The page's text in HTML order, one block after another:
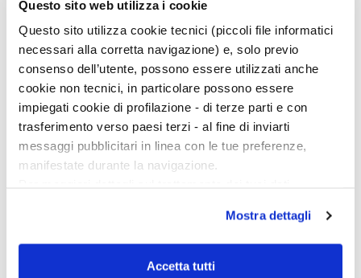
Questo sito web utilizza i cookie
Questo sito utilizza cookie tecnici (piccoli file informatici
necessari alla corretta navigazione) e, solo previo
consenso dell’utente, possono essere utilizzati anche
cookie non tecnici, in particolare possono essere
impiegati cookie di profilazione - di terze parti e con
trasferimento verso paesi terzi - al fine di inviarti
messaggi pubblicitari in linea con le tue preferenze,
manifestate durante la navigazione.
scelte privacy sui cookie, ti invitiamo a prendere visione
dell’informativa cookie.
Chiudendo il banner tramite la “X” prosegui la
Mostra dettagli
Accetta tutti
dagli strumenti di pietra che avevano tagliato la carne.
dell’ambiente.
“Gombore II-2 è importante non solo perché sono rari i siti